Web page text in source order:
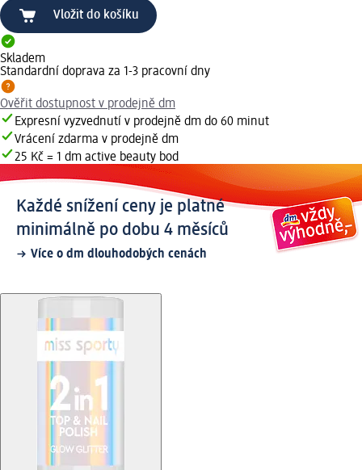
Vložit do košíku
Skladem
Standardní doprava za 1-3 pracovní dny
Ověřit dostupnost v prodejně dm
Expresní vyzvednutí v prodejně dm do 60 minut
Vrácení zdarma v prodejně dm
25 Kč = 1 dm active beauty bod
Každé snížení ceny je platné
minimálně po dobu 4 měsíců
Více o dm dlouhodobých cenách